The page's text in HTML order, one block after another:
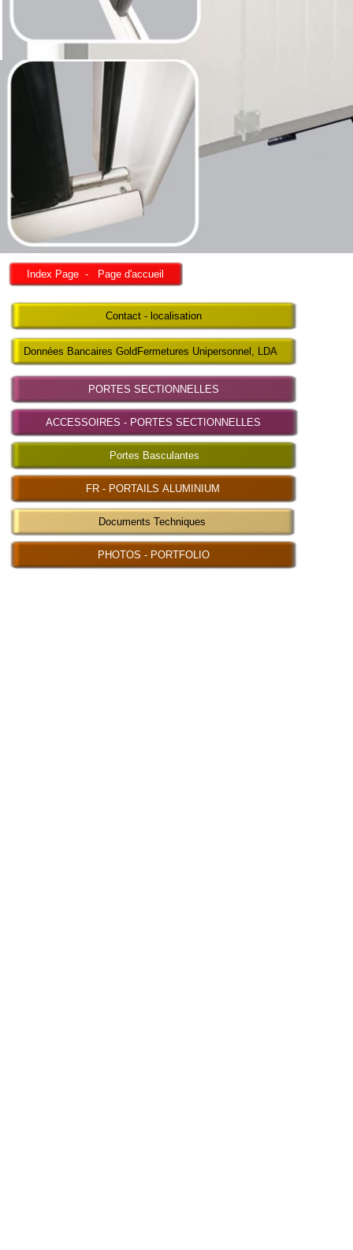
Index Page - Page d'accueil
Données Bancaires GoldFermetures Unipersonnel, LDA
PHOTOS - PORTFOLIO
Contact - localisation
Portes Basculantes
Documents Techniques
PORTES SECTIONNELLES
FR - PORTAILS ALUMINIUM
ACCESSOIRES - PORTES SECTIONNELLES